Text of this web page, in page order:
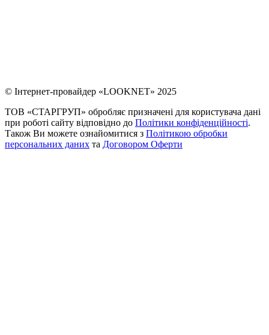
© Інтернет-провайдер «LOOKNET» 2025
ТОВ «СТАРГРУП» обробляє призначені для користувача дані
при роботі сайту відповідно до Політики конфіденційності.
Також Ви можете ознайомитися з Політикою обробки
персональних даних та Договором Оферти